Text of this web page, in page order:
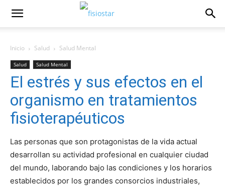
Inicio Salud Salud Mental
Salud Salud Mental
El estrés y sus efectos en el
organismo en tratamientos
fisioterapéuticos
Las personas que son protagonistas de la vida actual
desarrollan su actividad profesional en cualquier ciudad
del mundo, laborando bajo las condiciones y los horarios
establecidos por los grandes consorcios industriales,